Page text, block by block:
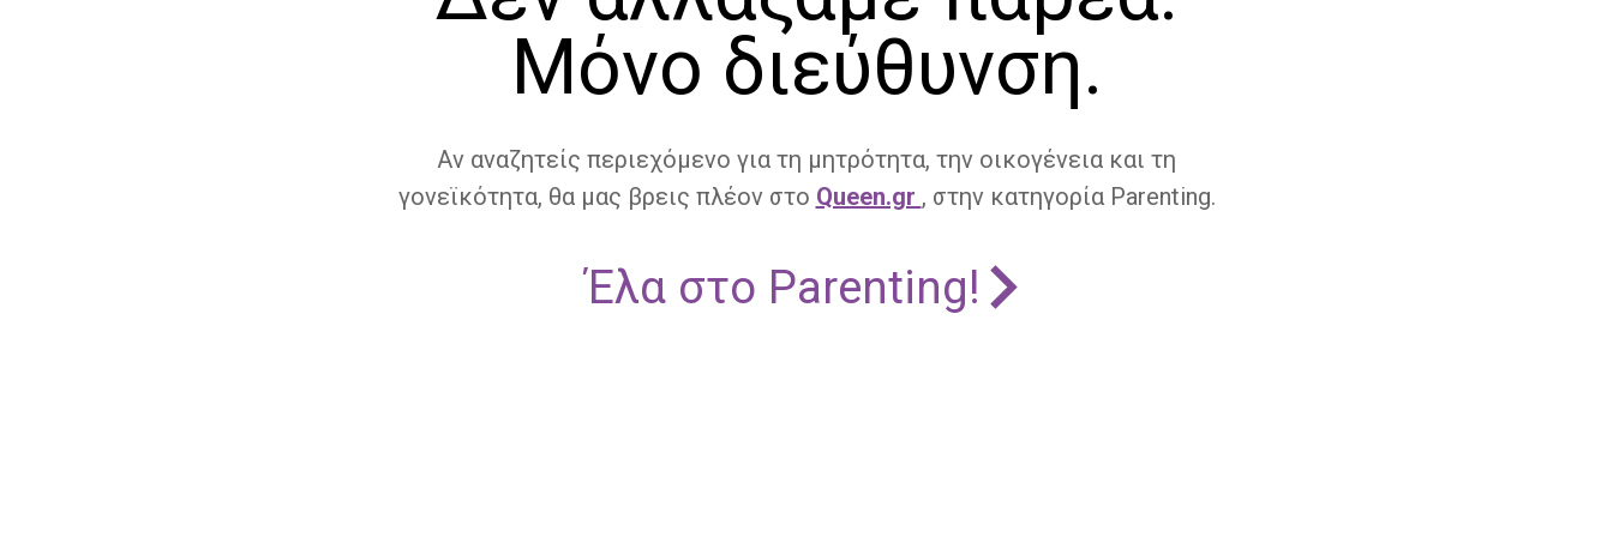
Μόνο διεύθυνση.
Αν αναζητείς περιεχόμενο για τη μητρότητα, την οικογένεια και τη
γονεϊκότητα, θα μας βρεις πλέον στο Queen.gr , στην κατηγορία Parenting.
Έλα στο Parenting!